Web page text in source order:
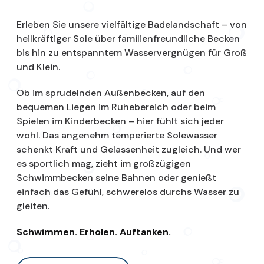
Erleben Sie unsere vielfältige Badelandschaft – von
heilkräftiger Sole über familienfreundliche Becken
bis hin zu entspanntem Wasservergnügen für Groß
und Klein.
Ob im sprudelnden Außenbecken, auf den
bequemen Liegen im Ruhebereich oder beim
Spielen im Kinderbecken – hier fühlt sich jeder
wohl. Das angenehm temperierte Solewasser
schenkt Kraft und Gelassenheit zugleich. Und wer
es sportlich mag, zieht im großzügigen
Schwimmbecken seine Bahnen oder genießt
einfach das Gefühl, schwerelos durchs Wasser zu
gleiten.
Schwimmen. Erholen. Auftanken.